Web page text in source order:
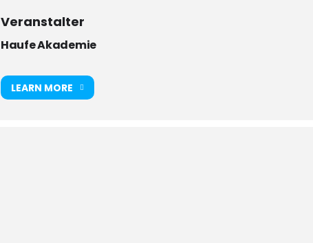
Veranstalter
Haufe Akademie
LEARN MORE